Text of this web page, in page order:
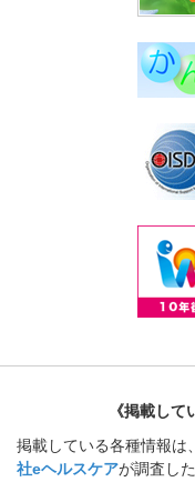
《掲載して
掲載している各種情報は
社eヘルスケアが調査し